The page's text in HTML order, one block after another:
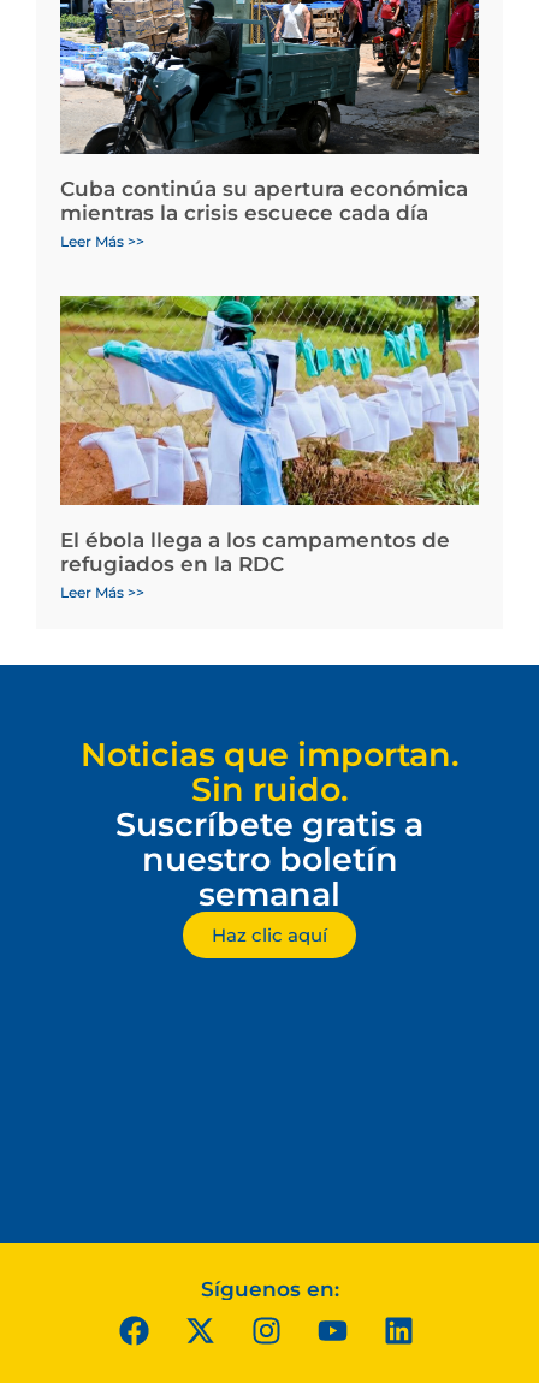
Cuba continúa su apertura económica
mientras la crisis escuece cada día
Leer Más >>
El ébola llega a los campamentos de
refugiados en la RDC
Leer Más >>
Noticias que importan.
Sin ruido.
Suscríbete gratis a
nuestro boletín
semanal
Haz clic aquí
Síguenos en: